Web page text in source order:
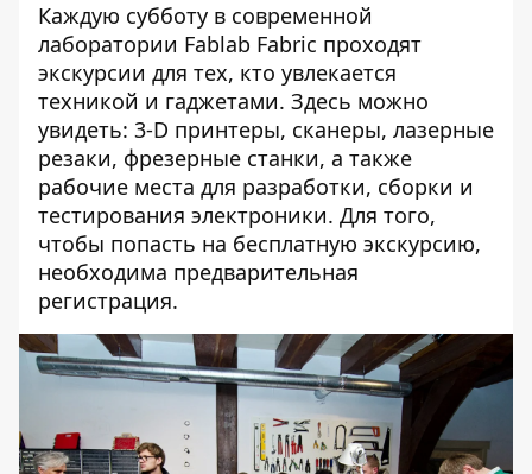
Каждую субботу в современной
лаборатории Fablab Fabric проходят
экскурсии для тех, кто увлекается
техникой и гаджетами. Здесь можно
увидеть: 3-D принтеры, сканеры, лазерные
резаки, фрезерные станки, а также
рабочие места для разработки, сборки и
тестирования электроники. Для того,
чтобы попасть на бесплатную экскурсию,
необходима предварительная
регистрация.